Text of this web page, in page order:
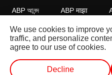
ABP আনন্দ
ABP माझा
ABP Ganga
ABP ਸਾਂਝਾ
FOLLOW US
We use cookies to improve
traffic, and personalize
agree to our use of cookies.
Decline